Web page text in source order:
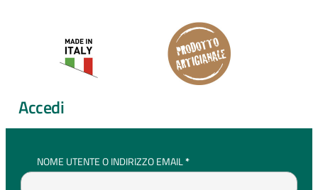
Accedi
NOME UTENTE O INDIRIZZO EMAIL*RICHIESTO